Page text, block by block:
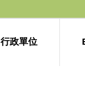
行政單位